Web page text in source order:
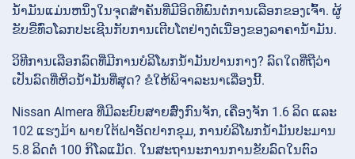
ນໍ້າມັນແມ່ນຫນຶ່ງໃນຈຸດສໍາຄັນທີ່ມີອິດທິພົນຕໍ່ການເລືອກຂອງເຈົ້າ. ຜູ້
ຂັບຂີ່ທົ່ວໂລກປະເຊີນກັບການເຕີບໂຕຢ່າງຕໍ່ເນື່ອງຂອງລາຄານໍ້າມັນ.
ວິທີການເລືອກລົດທີ່ມີການບໍລິໂພກນໍ້າມັນປານກາງ? ລົດໃດທີ່ຖືວ່າ
ເປັນລົດທີ່ຫິວນໍ້າມັນທີ່ສຸດ? ຂໍໃຫ້ພິຈາລະນາເລື່ອງນີ້.
Nissan Almera ທີ່ມີລະບົບສາຍສົ່ງກົນຈັກ, ເຄື່ອງຈັກ 1.6 ລິດ ແລະ
102 ແຮງມ້າ ພາຍໃຕ້ຝາອັດປາກຂຸມ, ການບໍລິໂພກນໍ້າມັນປະມານ
5.8 ລິດຕໍ່ 100 ກິໂລແມັດ. ໃນ​ສະ​ຖາ​ນະ​ການ​ການ​ຂັບ​ລົດ​ໃນ​ຕົວ​